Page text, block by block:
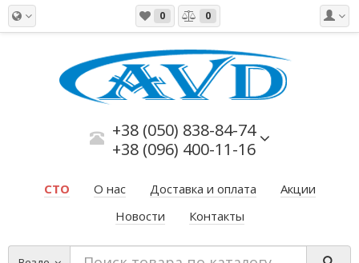
0 0
+38 (050) 838-84-74
+38 (096) 400-11-16
СТО О нас Доставка и оплата
Акции
Новости
Контакты